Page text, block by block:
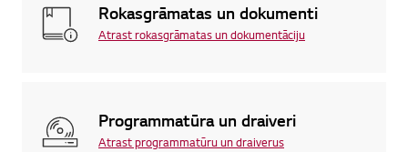
Rokasgrāmatas un dokumenti
Atrast rokasgrāmatas un dokumentāciju
Programmatūra un draiveri
Atrast programmatūru un draiverus